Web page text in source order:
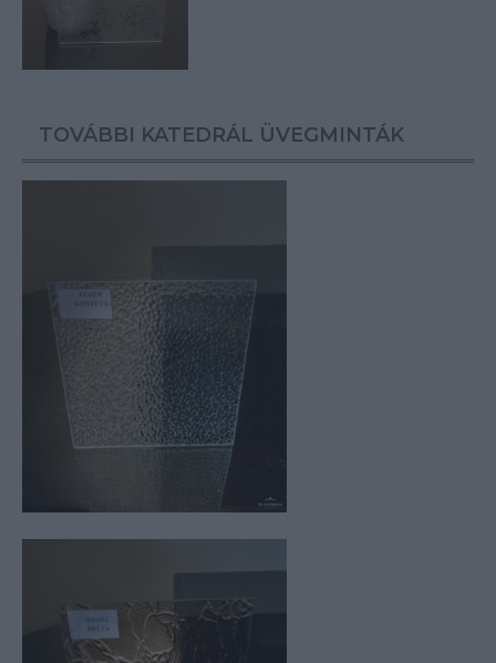
TOVÁBBI KATEDRÁL ÜVEGMINTÁK